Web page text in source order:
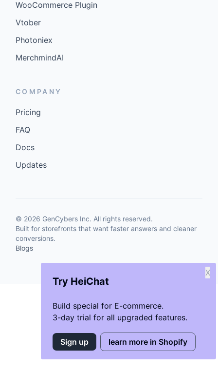
Try HeiChat
Build special for E-commerce.
3-day trial for all upgraded features.
X
Sign up learn more in Shopify
WooCommerce Plugin
Vtober
Photoniex
MerchmindAI
COMPANY
Pricing
FAQ
Docs
Updates
© 2026 GenCybers Inc. All rights reserved.
Built for storefronts that want faster answers and cleaner
conversions.
Blogs